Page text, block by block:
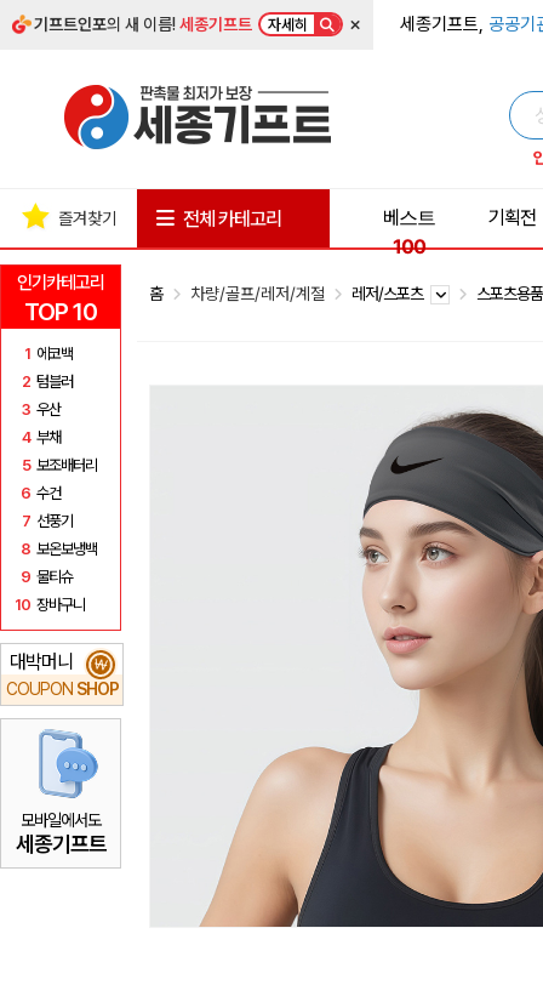
기프트인포의 새 이름!세종기프트 자세히 × 세종기프트, 공공기
인기카테고리
TOP 10
1 에코백
2 텀블러
3 우산
4 부채
5 보조배터리
6 수건
7 선풍기
8 보온보냉백
9 물티슈
10 장바구니
대박머니
COUPON SHOP
₩
모바일에서도
세종기프트
즐겨찾기 전체 카테고리
베스트
100
기획전
홈 차량/골프/레저/계절 레저/스포츠 스포츠용